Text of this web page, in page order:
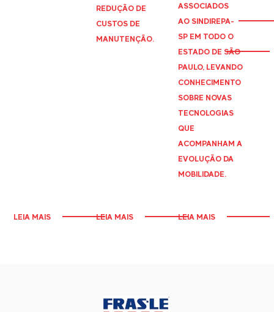
LEIA MAIS
REDUÇÃO DE
CUSTOS DE
MANUTENÇÃO.
LEIA MAIS
ASSOCIADOS
AO SINDIREPA-
SP EM TODO O
ESTADO DE SÃO
PAULO, LEVANDO
CONHECIMENTO
SOBRE NOVAS
TECNOLOGIAS
QUE
ACOMPANHAM A
EVOLUÇÃO DA
MOBILIDADE.
LEIA MAIS